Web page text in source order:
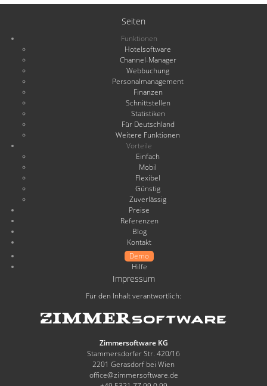
Seiten
Funktionen
Hotelsoftware
Channel-Manager
Webbuchung
Personalmanagement
Finanzen
Schnittstellen
Statistiken
Für Deutschland
Weitere Funktionen
Vorteile
Einfach
Mobil
Flexibel
Günstig
Zuverlässig
Preise
Referenzen
Blog
Kontakt
Demo
Hilfe
Impressum
Für den Inhalt verantwortlich:
Zimmersoftware KG
Stammersdorfer Str. 420/16
2201 Gerasdorf bei Wien
office@zimmersoftware.de